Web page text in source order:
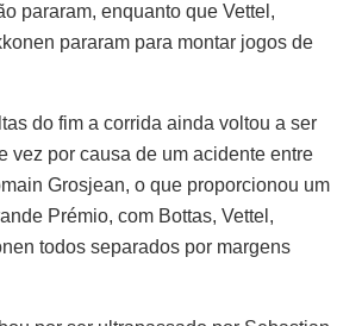
pararam, enquanto que Vettel,
pararam para montar jogos de
do fim a corrida ainda voltou a ser
vez por causa de um acidente entre
Grosjean, o que proporcionou um
Prémio, com Bottas, Vettel,
todos separados por margens